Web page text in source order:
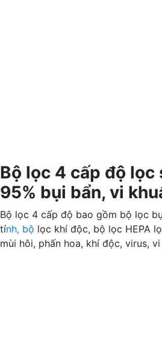
Bộ lọc 4 cấp độ lọc
95% bụi bẩn, vi
Bộ lọc 4 cấp độ bao gồm bộ lọc
tính, bộ lọc khí độc, bộ lọc HEPA
mùi hôi, phấn hoa, khí độc, virus, vi